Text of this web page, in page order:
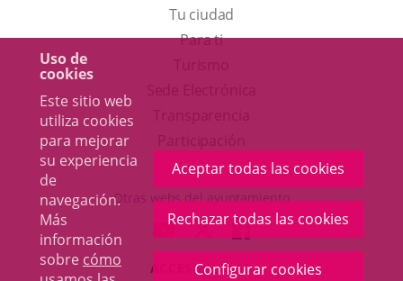
Uso de
cookies
Este sitio web
utiliza cookies
para mejorar
su experiencia
de
navegación.
Más
información
sobre cómo
Aceptar todas las cookies
Rechazar todas las cookies
Configurar cookies
Tu ciudad
Para ti
en
una
ventana
nueva.
aplicación
externa.
Otras webs del ayuntamiento
ENLACE
A
UNA
ENLACE
A
UNA
ENLACE
A
UNA
ACCESIBILIDAD